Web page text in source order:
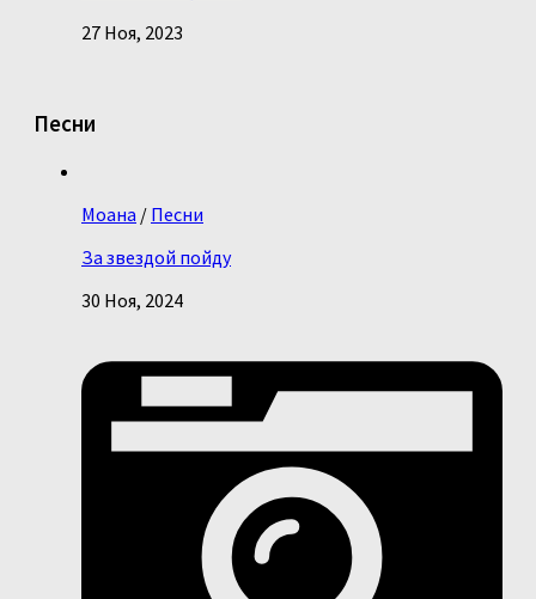
27 Ноя, 2023
Песни
Моана / Песни
За звездой пойду
30 Ноя, 2024